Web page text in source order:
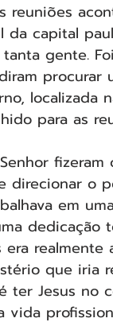
reuniões
da capital
gente.
procurar
localizada
para as
direcionar o
em
dedicação
realmente
que iria
Jesus no
vida